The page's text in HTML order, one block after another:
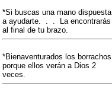
*Si buscas una mano dispuesta
a ayudarte. . . La encontrarás
al final de tu brazo.
*Bienaventurados los borrachos
porque ellos verán a Dios 2
veces.